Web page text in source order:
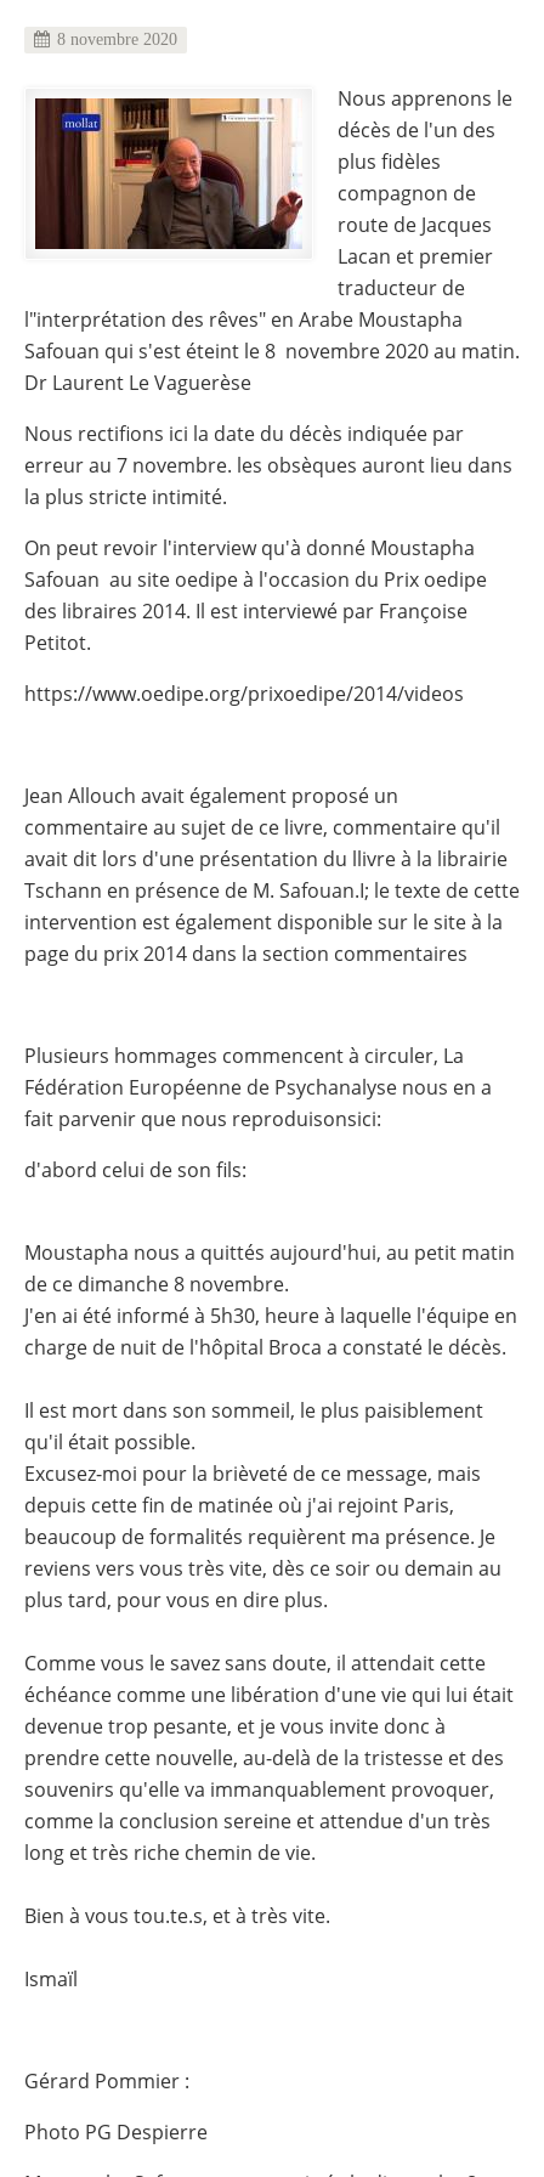
8 novembre 2020
Nous apprenons le
décès de l'un des
plus fidèles
compagnon de
route de Jacques
Lacan et premier
traducteur de
l"interprétation des rêves" en Arabe Moustapha
Safouan qui s'est éteint le 8 novembre 2020 au matin.
Dr Laurent Le Vaguerèse
Nous rectifions ici la date du décès indiquée par
erreur au 7 novembre. les obsèques auront lieu dans
la plus stricte intimité.
On peut revoir l'interview qu'à donné Moustapha
Safouan au site oedipe à l'occasion du Prix oedipe
des libraires 2014. Il est interviewé par Françoise
Petitot.
https://www.oedipe.org/prixoedipe/2014/videos
Jean Allouch avait également proposé un
commentaire au sujet de ce livre, commentaire qu'il
avait dit lors d'une présentation du llivre à la librairie
Tschann en présence de M. Safouan.I; le texte de cette
intervention est également disponible sur le site à la
page du prix 2014 dans la section commentaires
Plusieurs hommages commencent à circuler, La
Fédération Européenne de Psychanalyse nous en a
fait parvenir que nous reproduisonsici:
d'abord celui de son fils:
Moustapha nous a quittés aujourd'hui, au petit matin
de ce dimanche 8 novembre.
J'en ai été informé à 5h30, heure à laquelle l'équipe en
charge de nuit de l'hôpital Broca a constaté le décès.
Il est mort dans son sommeil, le plus paisiblement
qu'il était possible.
Excusez-moi pour la brièveté de ce message, mais
depuis cette fin de matinée où j'ai rejoint Paris,
beaucoup de formalités requièrent ma présence. Je
reviens vers vous très vite, dès ce soir ou demain au
plus tard, pour vous en dire plus.
Comme vous le savez sans doute, il attendait cette
échéance comme une libération d'une vie qui lui était
devenue trop pesante, et je vous invite donc à
prendre cette nouvelle, au-delà de la tristesse et des
souvenirs qu'elle va immanquablement provoquer,
comme la conclusion sereine et attendue d'un très
long et très riche chemin de vie.
Bien à vous tou.te.s, et à très vite.
Ismaïl
Gérard Pommier :
Photo PG Despierre